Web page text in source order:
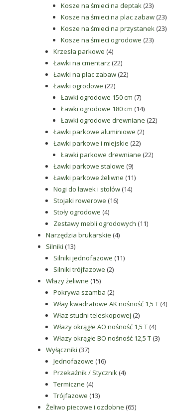
produkty
Kosze na śmieci na deptak 2323
produkty
Kosze na śmieci na plac zabaw 2323
produkty
Kosze na śmieci na przystanek 2323
Kosze na śmieci ogrodowe 2323
Krzesła parkowe 44
produkty
Ławki na cmentarz 2222
produkty
Ławki na plac zabaw 2222
Ławki ogrodowe 2222
produkty
Ławki ogrodowe 150 cm 77
produktów
Ławki ogrodowe 180 cm 1414
produktów
Ławki ogrodowe drewniane 2222
Ławki parkowe aluminiowe 22
Ławki parkowe i miejskie 2222
produkty
Ławki parkowe drewniane 2222
Ławki parkowe stalowe 99
produktów
Ławki parkowe żeliwne 1111
Nogi do ławek i stołów 1414
Stojaki rowerowe 1616
Stoły ogrodowe 44
produkty
Zestawy mebli ogrodowych 1111
Narzędzia brukarskie 44
Silniki 1313
produktów
Silniki jednofazowe 1111
Silniki trójfazowe 22
Włazy żeliwne 1515
produktów
Pokrywa szamba 22
produkty
Włay kwadratowe AK nośność 1,5 T 44
Właz studni teleskopowej 22
produkty
Włazy okrągłe AO nośność 1,5 T 44
produkty
Włazy okrągłe BO nośność 12,5 T 33
Wyłączniki 3737
produktów
Jednofazowe 1616
produktów
Przekaźnik / Stycznik 44
Termiczne 44
produkty
Trójfazowe 1313
produktów
Żeliwo piecowe i ozdobne 6565